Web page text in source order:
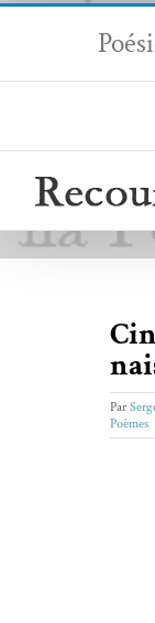
Passer
contenu
Par
Poèmes